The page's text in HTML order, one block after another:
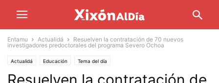
Entamu Actualidá
Resuelven la contratación de 70 nuevos
investigadores predoctorales del programa Severo Ochoa
Actualidá Educación Tema del día